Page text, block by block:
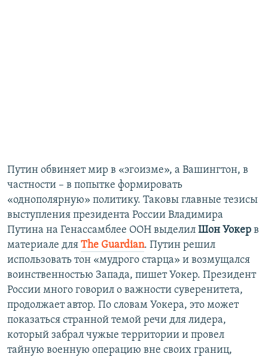
Путин обвиняет мир в «эгоизме», а Вашингтон, в
частности – в попытке формировать
«однополярную» политику. Таковы главные тезисы
выступления президента России Владимира
Путина на Генассамблее ООН выделил Шон Уокер в
материале для The Guardian. Путин решил
использовать тон «мудрого старца» и возмущался
воинственностью Запада, пишет Уокер. Президент
России много говорил о важности суверенитета,
продолжает автор. По словам Уокера, это может
показаться странной темой речи для лидера,
который забрал чужые территории и провел
тайную военную операцию вне своих границ,